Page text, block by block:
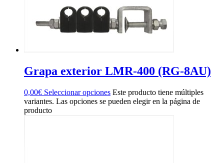
Grapa exterior LMR-400 (RG-8AU)
0,00€ Seleccionar opciones Este producto tiene múltiples
variantes. Las opciones se pueden elegir en la página de
producto